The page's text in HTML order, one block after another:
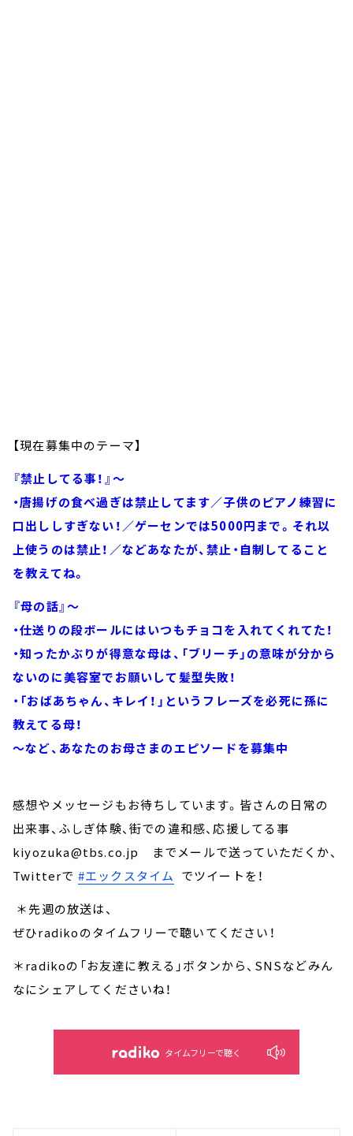
【現在募集中のテーマ】
『禁止してる事！』～
・唐揚げの食べ過ぎは禁止してます／子供のピアノ練習に
口出ししすぎない！／ゲーセンでは5000円まで。それ以
上使うのは禁止！／などあなたが、禁止・自制してること
を教えてね。
『母の話』～
・仕送りの段ボールにはいつもチョコを入れてくれてた！
・知ったかぶりが得意な母は、「ブリーチ」の意味が分から
ないのに美容室でお願いして髪型失敗！
・「おばあちゃん、キレイ！」というフレーズを必死に孫に
教えてる母！
～など、あなたのお母さまのエピソードを募集中
感想やメッセージもお待ちしています。皆さんの日常の
出来事、ふしぎ体験、街での違和感、応援してる事
kiyozuka@tbs.co.jp までメールで送っていただくか、
Twitterで #エックスタイム でツイートを！
＊先週の放送は、
ぜひradikoのタイムフリーで聴いてください！
＊radikoの「お友達に教える」ボタンから、SNSなどみん
なにシェアしてくださいね！
タイムフリーで聴く